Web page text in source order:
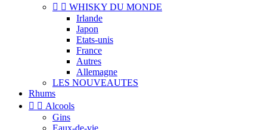
  WHISKY DU MONDE
Irlande
Japon
Etats-unis
France
Autres
Allemagne
LES NOUVEAUTES
Rhums
  Alcools
Gins
Eaux-de-vie